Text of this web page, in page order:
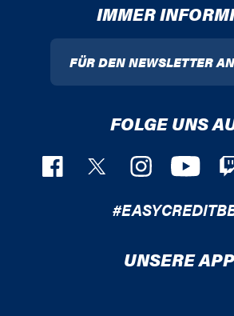
IMMER
FÜR DEN NEWSLETTER
FOLGE UNS
UNSERE APP